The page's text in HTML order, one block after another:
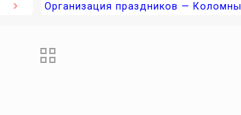
Организация праздников — Коломны